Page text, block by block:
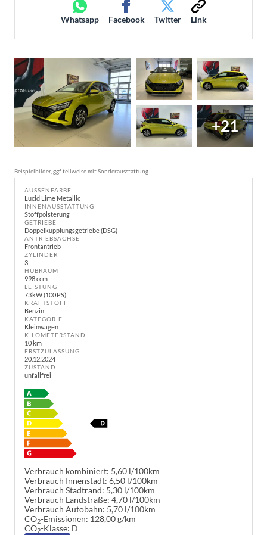
Whatsapp Facebook Twitter Link
+21
Beispielbilder, ggf. teilweise mit Sonderausstattung
AUSSENFARBE
Lucid Lime Metallic
INNENAUSSTATTUNG
Stoffpolsterung
GETRIEBE
Doppelkupplungsgetriebe (DSG)
ANTRIEBSACHSE
Frontantrieb
ZYLINDER
3
HUBRAUM
998 ccm
LEISTUNG
73 kW (100 PS)
KRAFTSTOFF
Benzin
KATEGORIE
Kleinwagen
KILOMETERSTAND
10 km
ERSTZULASSUNG
20.12.2024
ZUSTAND
unfallfrei
Verbrauch kombiniert: 5,60 l/100km
Verbrauch Innenstadt: 6,50 l/100km
Verbrauch Stadtrand: 5,30 l/100km
Verbrauch Landstraße: 4,70 l/100km
Verbrauch Autobahn: 5,70 l/100km
CO2-Emissionen: 128,00 g/km
CO2-Klasse: D